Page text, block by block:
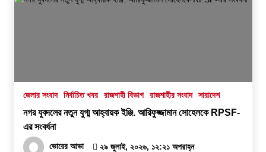
জেলার সংবাদ নির্বাচিত খবর রাজশাহী বিভাগ রাজশাহীর সংবাদ সারাদেশ
নগর যুবদলের নতুন যুগ্ম আহ্বায়ক ইঞ্জি. আরিফুজ্জামান সোহেলকে RPSF-
এর সংবর্ধনা
ভোরের আভা ২৯ জুলাই, ২০২৬, ১২:২১ অপরাহ্ন